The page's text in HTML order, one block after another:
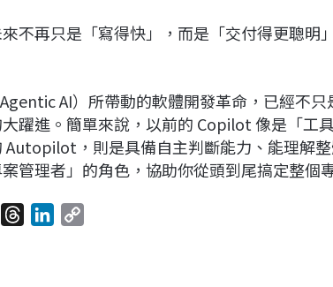
不再只是「寫得快」，而是「交付得更聰明
AI）所帶動的軟體開發革命，已經不
躍進。簡單來說，以前的 Copilot 像是「工
Autopilot，則是具備自主判斷能力、能理解
管理者」的角色，協助你從頭到尾搞定整個